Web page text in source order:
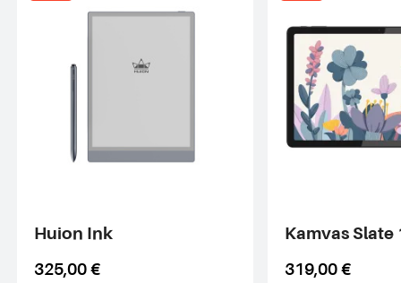
Huion Ink
325,00 €
Kamvas Slate
319,00 €